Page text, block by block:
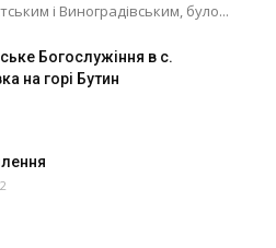
і Виноградівським, було...
Богослужіння в с.
на горі Бутин